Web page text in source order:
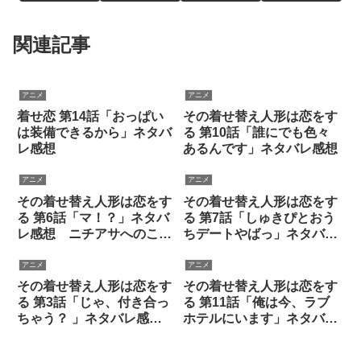
関連記事
アニメ
着せ恋 第14話「おっぱい
は装備できるから」ネタバ
レ感想
アニメ
その着せ替え人形は恋をす
る 第10話「誰にでも色々
あるんです」ネタバレ感想
アニメ
その着せ替え人形は恋をす
る 第6話「マ！？」ネタバ
レ感想 ニチアサへのこだ
アニメ
その着せ替え人形は恋をす
る 第7話「しゅきぴとおう
ちデートやばっ」ネタバレ
アニメ
その着せ替え人形は恋をす
る 第3話「じゃ、付き合っ
ちゃう？ 」ネタバレ感想
アニメ
その着せ替え人形は恋をす
る 第11話「俺は今、ラブ
ホテルにいます」ネタバレ